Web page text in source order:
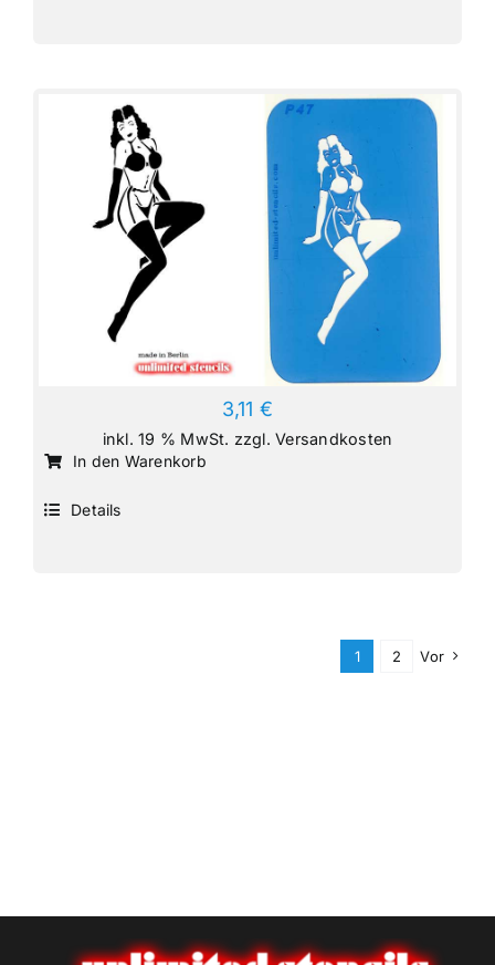
3,11€
inkl. 19 % MwSt. zzgl.Versandkosten
In den Warenkorb
Details
1 2 Vor